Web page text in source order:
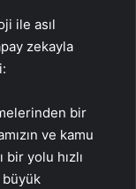
ile asıl
zekayla
bir
ve kamu
bir yolu hızlı